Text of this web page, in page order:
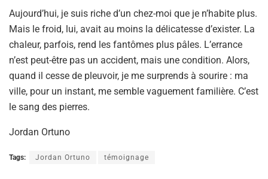
Aujourd’hui, je suis riche d’un chez-moi que je n’habite plus.
Mais le froid, lui, avait au moins la délicatesse d’exister. La
chaleur, parfois, rend les fantômes plus pâles. L’errance
n’est peut-être pas un accident, mais une condition. Alors,
quand il cesse de pleuvoir, je me surprends à sourire : ma
ville, pour un instant, me semble vaguement familière. C’est
le sang des pierres.
Jordan Ortuno
Tags: Jordan Ortuno témoignage